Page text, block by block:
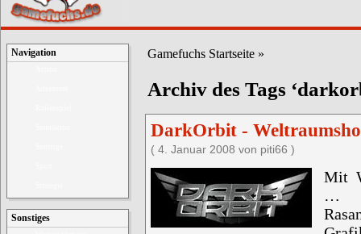
Navigation
Sonstiges
Gamefuchs Startseite »
Archiv des Tags
DarkOrbit -
( 4. Januar 2008 von piti66 )
Mit
…